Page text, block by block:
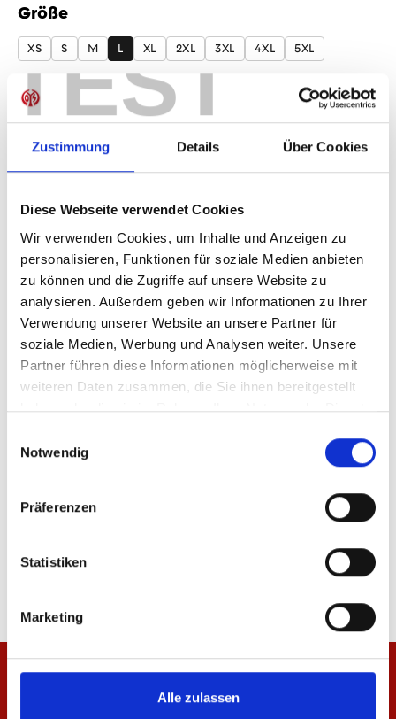
TEST
Zustimmung Details Über Cookies
Diese Webseite verwendet Cookies
Wir verwenden Cookies, um Inhalte und Anzeigen zu
personalisieren, Funktionen für soziale Medien anbieten
zu können und die Zugriffe auf unsere Website zu
analysieren. Außerdem geben wir Informationen zu Ihrer
Verwendung unserer Website an unsere Partner für
soziale Medien, Werbung und Analysen weiter. Unsere
Partner führen diese Informationen möglicherweise mit
weiteren Daten zusammen, die Sie ihnen bereitgestellt
haben oder die sie im Rahmen Ihrer Nutzung der Dienste
Notwendig
Präferenzen
Statistiken
Marketing
Alle zulassen
Größe
auswählen
XS S M L XL 2XL 3XL 4XL 5XL
Produkt Anzahl: Gib den gewünschten
Anzahl
Produktdetails
ÄHNLICHE PRODUKTE
29,95 €